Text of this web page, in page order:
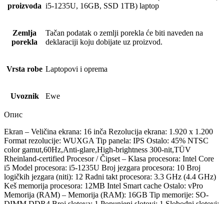
proizvoda i5-1235U, 16GB, SSD 1TB) laptop
Zemlja
porekla
Tačan podatak o zemlji porekla će biti naveden na
deklaraciji koju dobijate uz proizvod.
Vrsta robe Laptopovi i oprema
Uvoznik Ewe
Опис
Ekran – Veličina ekrana: 16 inča Rezolucija ekrana: 1.920 x 1.200
Format rezolucije: WUXGA Tip panela: IPS Ostalo: 45% NTSC
color gamut,60Hz,Anti-glare,High-brightness 300-nit,TÜV
Rheinland-certified Procesor / Čipset – Klasa procesora: Intel Core
i5 Model procesora: i5-1235U Broj jezgara procesora: 10 Broj
logičkih jezgara (niti): 12 Radni takt procesora: 3.3 GHz (4.4 GHz)
Keš memorija procesora: 12MB Intel Smart cache Ostalo: vPro
Memorija (RAM) – Memorija (RAM): 16GB Tip memorije: SO-